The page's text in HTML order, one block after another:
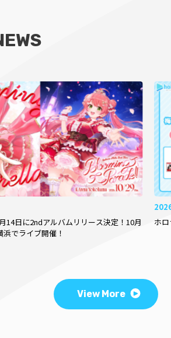
14日に2ndアルバムリリース決定！10月
でライブ開催！
ホ
View More